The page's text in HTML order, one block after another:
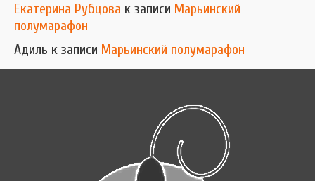
Екатерина Рубцова к записи Марьинский
полумарафон
Адиль к записи Марьинский полумарафон